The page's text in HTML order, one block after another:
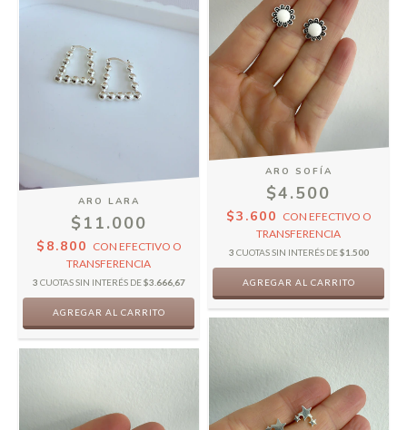
ARO LARA
$11.000
$8.800 CON EFECTIVO O
TRANSFERENCIA
3 CUOTAS SIN INTERÉS DE$3.666,67
ARO SOFÍA
$4.500
$3.600 CON EFECTIVO O
TRANSFERENCIA
3 CUOTAS SIN INTERÉS DE$1.500